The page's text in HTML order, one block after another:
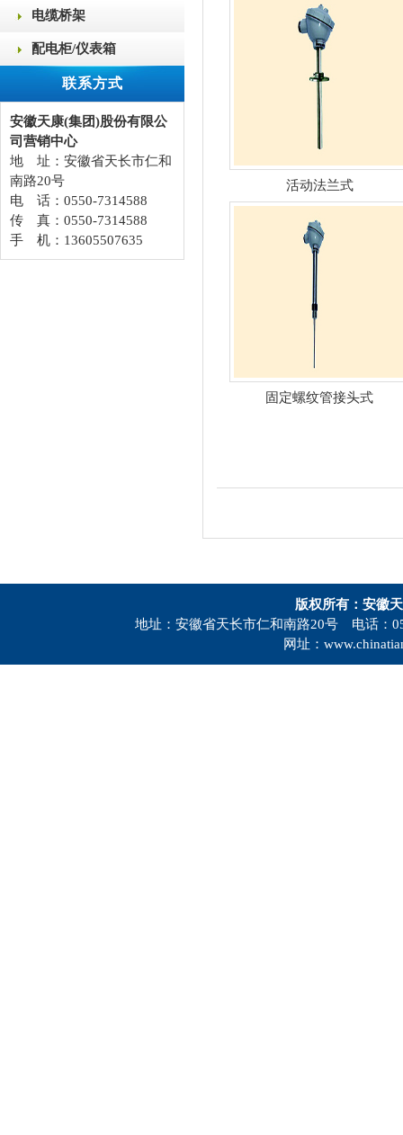
电缆桥架
配电柜/仪表箱
联系方式
安徽天康(集团)股份有限公
司营销中心
地 址：安徽省天长市仁和
南路20号
电 话：0550-7314588
传 真：0550-7314588
手 机：13605507635
活动法兰式
固定螺纹管接头式
版权所有：安徽
地址：安徽省天长市仁和南路20号 电话：
网址：